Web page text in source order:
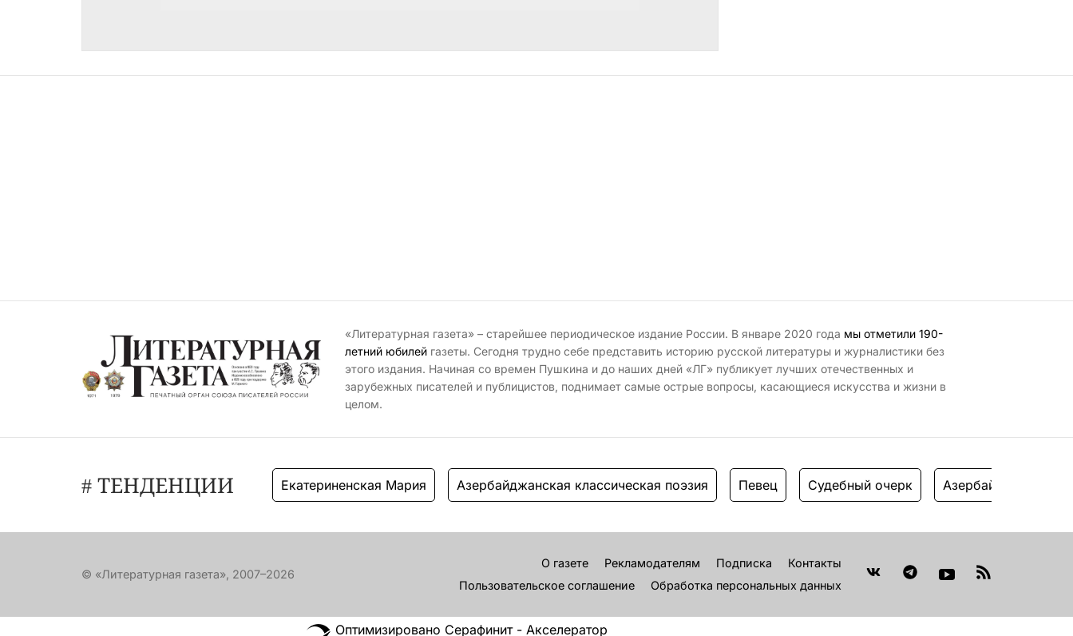
«Литературная газета» – старейшее периодическое издание России. В январе 2020 года мы отметили 190-
летний юбилей газеты. Сегодня трудно себе представить историю русской литературы и журналистики без
этого издания. Начиная со времен Пушкина и до наших дней «ЛГ» публикует лучших отечественных и
зарубежных писателей и публицистов, поднимает самые острые вопросы, касающиеся искусства и жизни в
целом.
# ТЕНДЕНЦИИ Екатериненская Мария Азербайджанская классическая поэзия Певец Судебный очерк Азербайджанская
© «Литературная газета», 2007–2026
О газете Рекламодателям Подписка
Контакты
Пользовательское соглашение
Обработка персональных данных
Оптимизировано Серафинит - Акселератор